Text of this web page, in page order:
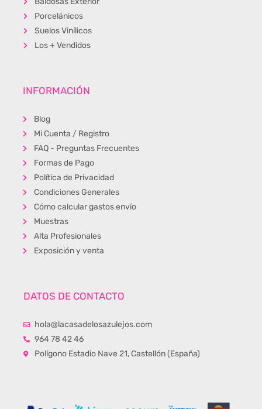
Porcelánicos
Suelos Vinílicos
Los + Vendidos
INFORMACIÓN
Blog
Mi Cuenta / Registro
FAQ - Preguntas Frecuentes
Formas de Pago
Política de Privacidad
Condiciones Generales
Cómo calcular gastos envío
Muestras
Alta Profesionales
Exposición y venta
DATOS DE CONTACTO
hola@lacasadelosazulejos.com
964 78 42 46
Polígono Estadio Nave 21, Castellón (España)